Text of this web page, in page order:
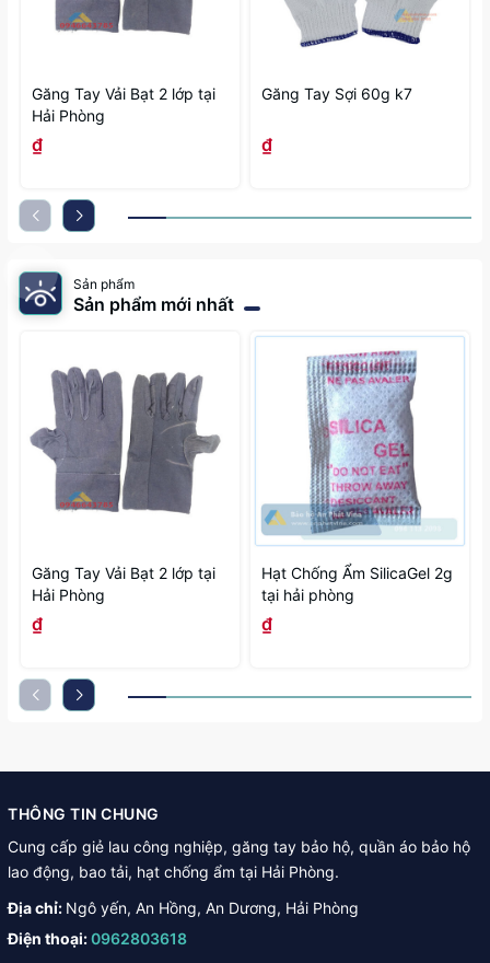
Găng Tay Vải Bạt 2 lớp tại
Hải Phòng
₫
Găng Tay Sợi 60g k7
₫
Sản phẩm
Sản phẩm mới nhất
Găng Tay Vải Bạt 2 lớp tại
Hải Phòng
₫
Hạt Chống Ẩm SilicaGel 2g
tại hải phòng
₫
THÔNG TIN CHUNG
Cung cấp giẻ lau công nghiệp, găng tay bảo hộ, quần áo bảo hộ
lao động, bao tải, hạt chống ẩm tại Hải Phòng.
Địa chỉ: Ngô yến, An Hồng, An Dương, Hải Phòng
Điện thoại:0962803618